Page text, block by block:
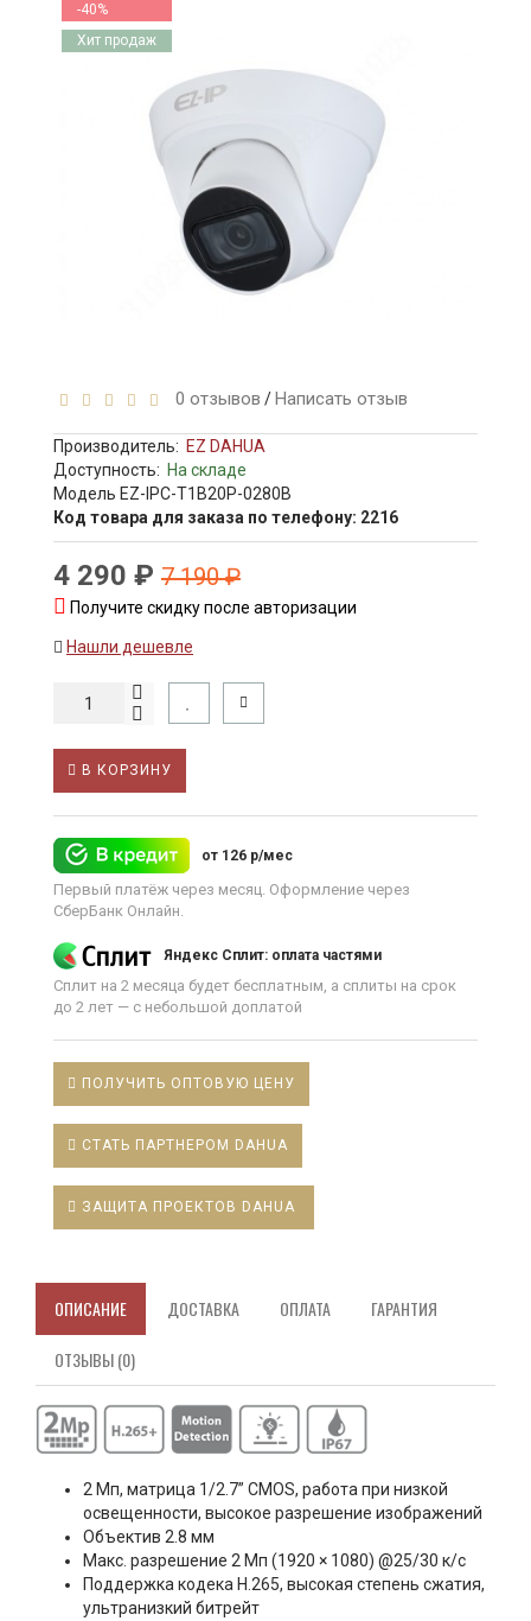
-40%
Хит продаж
0 отзывов /Написать отзыв
Производитель: EZ DAHUA
Доступность: На складе
Модель EZ-IPC-T1B20P-0280B
Код товара для заказа по телефону: 2216
4 290 ₽ 7 190 ₽
Получите скидку после авторизации
Нашли дешевле
В КОРЗИНУ
от 126 р/мес
Первый платёж через месяц. Оформление через
СберБанк Онлайн.
Яндекс Сплит: оплата частями
Сплит на 2 месяца будет бесплатным, а сплиты на срок
до 2 лет — с небольшой доплатой
ПОЛУЧИТЬ ОПТОВУЮ ЦЕНУ
СТАТЬ ПАРТНЕРОМ DAHUA
ЗАЩИТА ПРОЕКТОВ DAHUA
ОПИСАНИЕ ДОСТАВКА ОПЛАТА ГАРАНТИЯ
ОТЗЫВЫ (0)
2 Мп, матрица 1/2.7” CMOS, работа при низкой
освещенности, высокое разрешение изображений
Объектив 2.8 мм
Макс. разрешение 2 Мп (1920 × 1080) @25/30 к/с
Поддержка кодека H.265, высокая степень сжатия,
ультранизкий битрейт